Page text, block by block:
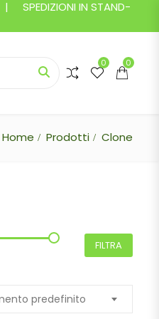
SPEDIZIONI IN STAND-
0 0
Home Prodotti Clone
FILTRA
predefinito